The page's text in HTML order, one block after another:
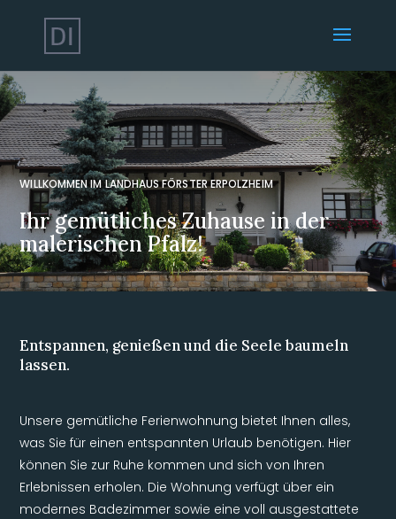
WILLKOMMEN IM LANDHAUS FÖRSTER ERPOLZHEIM
Ihr gemütliches Zuhause in der
malerischen Pfalz!
Entspannen, genießen und die Seele baumeln
lassen.
Unsere gemütliche Ferienwohnung bietet Ihnen alles,
was Sie für einen entspannten Urlaub benötigen. Hier
können Sie zur Ruhe kommen und sich von Ihren
Erlebnissen erholen. Die Wohnung verfügt über ein
modernes Badezimmer sowie eine voll ausgestattete